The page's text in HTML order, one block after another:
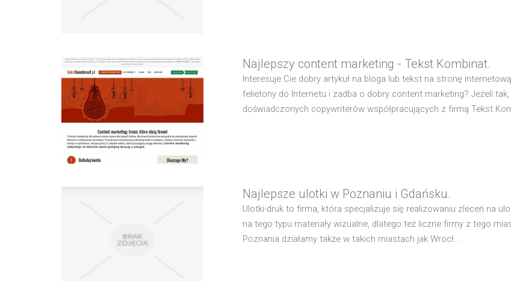
Najlepszy content marketing - Tekst Kombinat.
Interesuje Cie dobry artykuł na bloga lub tekst na stronę
felietony do Internetu i zadba o dobry content marketing? Jeżeli
doświadczonych copywriterów współpracujących z firmą Tekst
Najlepsze ulotki w Poznaniu i Gdańsku.
Ulotki-druk to firma, która specjalizuje się realizowaniu zleceń na
na tego typu materiały wizualne, dlatego też liczne firmy z tego
Poznania działamy także w takich miastach jak Wrocł...